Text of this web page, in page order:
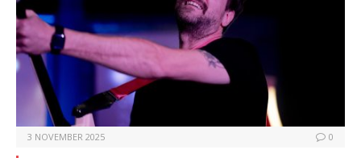
3 NOVEMBER 2025 0